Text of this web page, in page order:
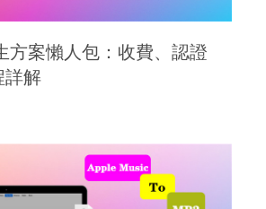
方案懶人包：收費、認證
詳解